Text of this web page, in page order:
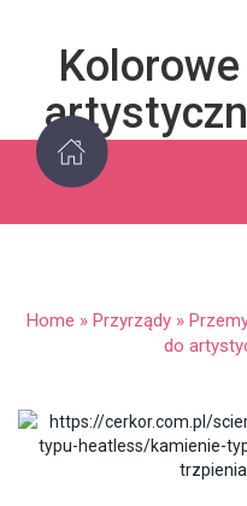
Home » Przyrządy »
do